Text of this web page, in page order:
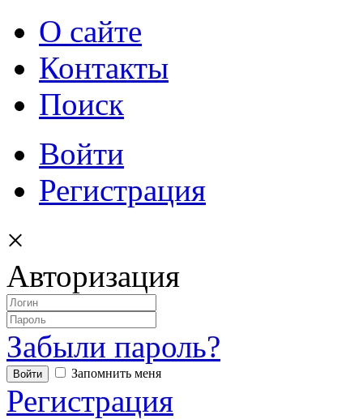
О сайте
Контакты
Поиск
Войти
Регистрация
×
Авторизация
Забыли пароль?
Запомнить меня
Регистрация